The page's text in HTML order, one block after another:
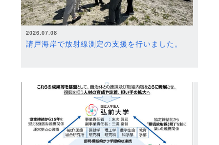
2026.07.08
請戸海岸で放射線測定の支援を行いました。